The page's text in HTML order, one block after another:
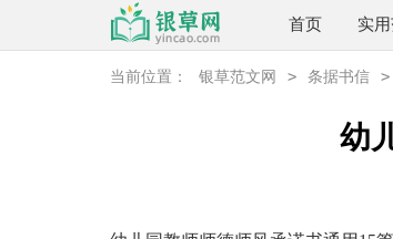
首页 实
当前位置： 银草范文网 > 条据书信 >
幼